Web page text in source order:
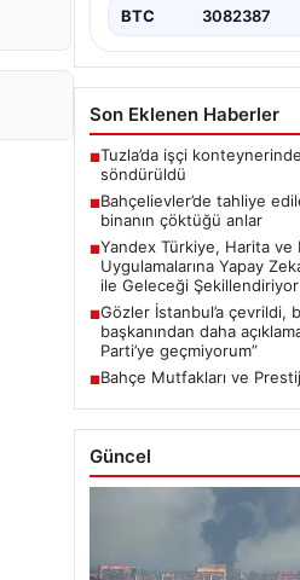
BTC 3082387
Son Eklenen Haberler
■Tuzla’da işçi
söndürüldü
■Bahçelievler’de tahliye
binanın çöktüğü anlar
■Yandex Türkiye, Harita ve
Uygulamalarına Yapay
ile Geleceği Şekillendiriyor
■Gözler İstanbul’a çevrildi,
başkanından daha
Parti’ye geçmiyorum”
■Bahçe Mutfakları ve
Güncel